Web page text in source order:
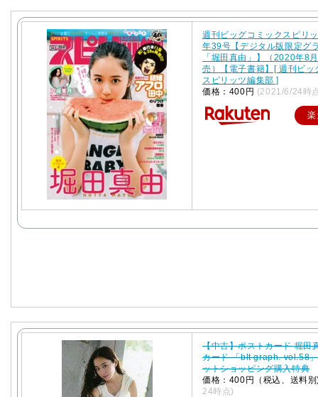
週刊ビッグコミックスピリ
年39号【デジタル版限定グ
「堀田真由」】（2020年8
売）【電子書籍】[ 週刊ビッ
スピリッツ編集部 ]
価格：400円 (2021/6/24時
【中古】ポストカード 堀田
カード 「blt graph. vol.58
ットショッピング購入特典
価格：400円（税込、送料
24時点)